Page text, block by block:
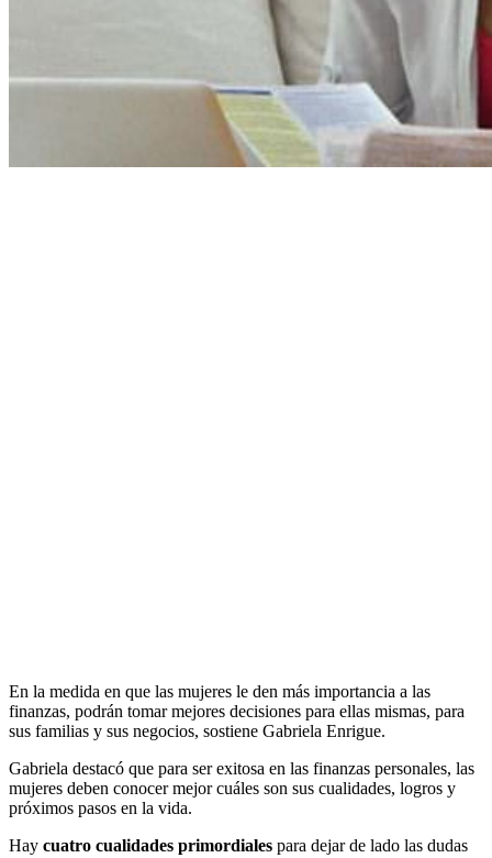
En la medida en que las mujeres le den más importancia a las
finanzas, podrán tomar mejores decisiones para ellas mismas, para
sus familias y sus negocios, sostiene Gabriela Enrigue.
Gabriela destacó que para ser exitosa en las finanzas personales, las
mujeres deben conocer mejor cuáles son sus cualidades, logros y
próximos pasos en la vida.
Hay cuatro cualidades primordiales para dejar de lado las dudas